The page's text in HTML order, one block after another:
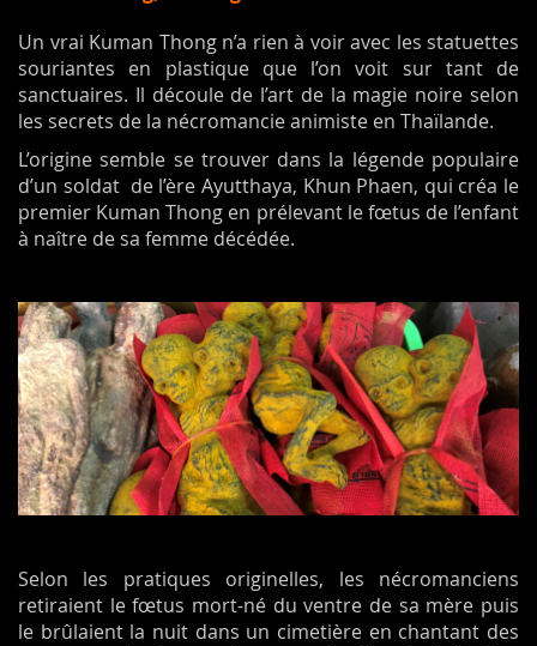
Un vrai Kuman Thong n’a rien à voir avec les statuettes
souriantes en plastique que l’on voit sur tant de
sanctuaires. Il découle de l’art de la magie noire selon
les secrets de la nécromancie animiste en Thaïlande.
L’origine semble se trouver dans la légende populaire
d’un soldat de l’ère Ayutthaya, Khun Phaen, qui créa le
premier Kuman Thong en prélevant le fœtus de l’enfant
à naître de sa femme décédée.
Selon les pratiques originelles, les nécromanciens
retiraient le fœtus mort-né du ventre de sa mère puis
le brûlaient la nuit dans un cimetière en chantant des